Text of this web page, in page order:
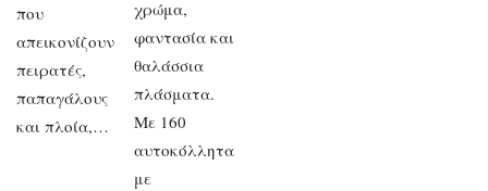
που
απεικονίζουν
πειρατές,
παπαγάλους
και πλοία,…
χρώμα,
φαντασία και
θαλάσσια
πλάσματα.
Με 160
αυτοκόλλητα
με